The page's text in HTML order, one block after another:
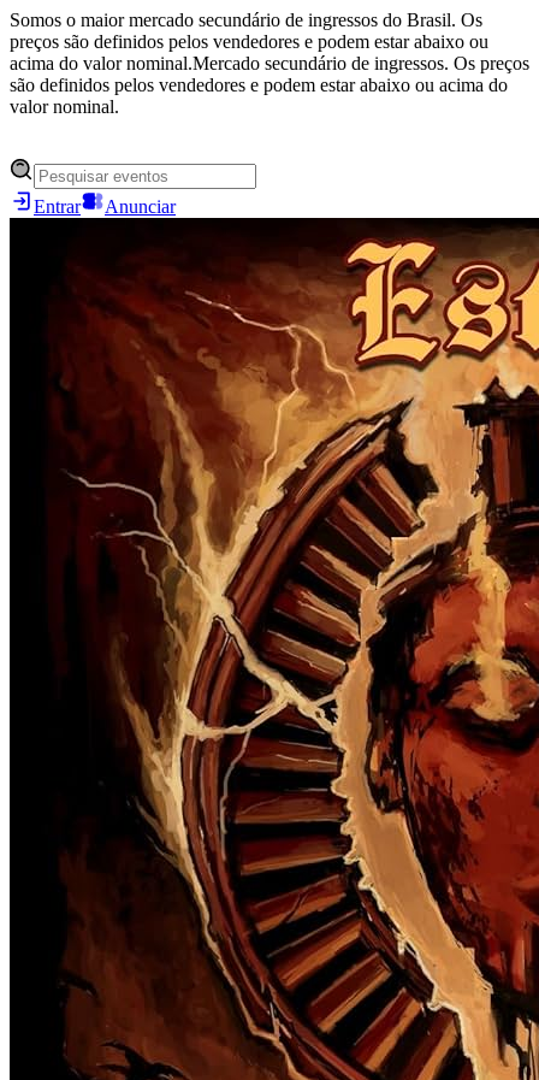
Somos o maior mercado secundário de ingressos do Brasil. Os
preços são definidos pelos vendedores e podem estar abaixo ou
acima do valor nominal.Mercado secundário de ingressos. Os preços
são definidos pelos vendedores e podem estar abaixo ou acima do
valor nominal.
Entrar Anunciar